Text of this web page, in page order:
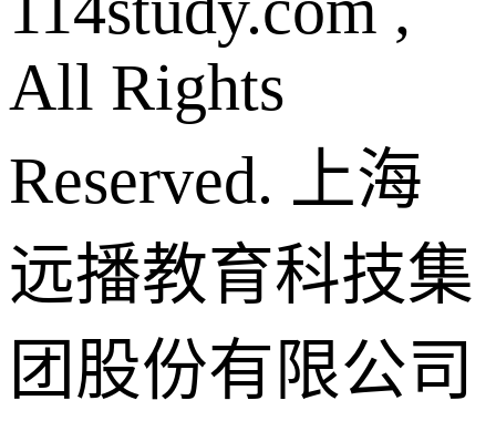
All Rights
Reserved. 上海
远播教育科技集
团股份有限公司